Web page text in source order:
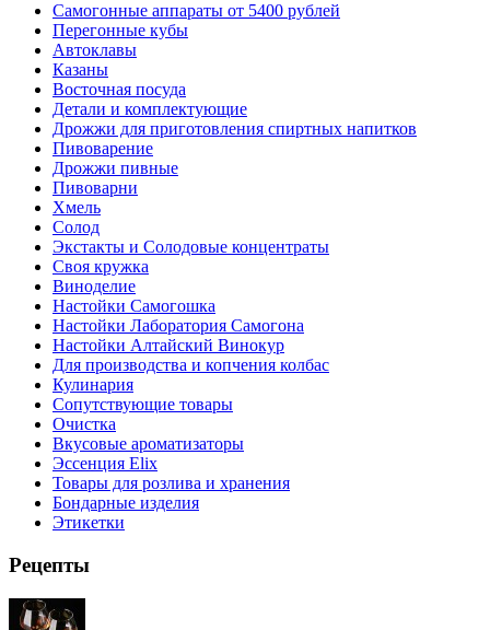
Самогонные аппараты от 5400 рублей
Перегонные кубы
Автоклавы
Казаны
Восточная посуда
Детали и комплектующие
Дрожжи для приготовления спиртных напитков
Пивоварение
Дрожжи пивные
Пивоварни
Хмель
Солод
Экстакты и Солодовые концентраты
Своя кружка
Виноделие
Настойки Самогошка
Настойки Лаборатория Самогона
Настойки Алтайский Винокур
Для производства и копчения колбас
Кулинария
Сопутствующие товары
Очистка
Вкусовые ароматизаторы
Эссенция Elix
Товары для розлива и хранения
Бондарные изделия
Этикетки
Рецепты